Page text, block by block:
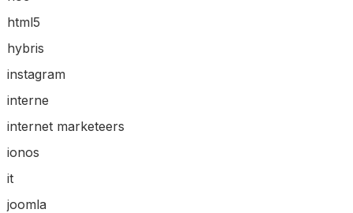
html5
hybris
instagram
interne
internet marketeers
ionos
it
joomla